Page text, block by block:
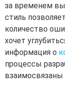
за временем
стиль
количество
хочет
информация о
процессы
взаимосвязаны